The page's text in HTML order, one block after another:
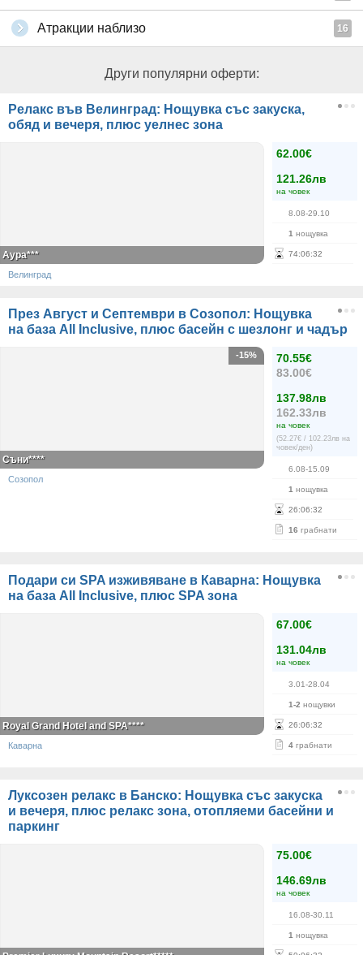
Атракции наблизо 16
Други популярни оферти:
Релакс във Велинград: Нощувка със закуска,
обяд и вечеря, плюс уелнес зона
62.00€
121.26лв
на човек
8.08-29.10
1 нощувка
74:06:32
Аура***
Велинград
През Август и Септември в Созопол: Нощувка
на база All Inclusive, плюс басейн с шезлонг и чадър
70.55€
83.00€
137.98лв
162.33лв
на човек
(52.27€ / 102.23лв на
човек/ден)
6.08-15.09
1 нощувка
26:06:32
16 грабнати
-15%
Съни****
Созопол
Подари си SPA изживяване в Каварна: Нощувка
на база All Inclusive, плюс SPA зона
67.00€
131.04лв
на човек
3.01-28.04
1-2 нощувки
26:06:32
4 грабнати
Royal Grand Hotel and SPA****
Каварна
Луксозен релакс в Банско: Нощувка със закуска
и вечеря, плюс релакс зона, отопляеми басейни и
паркинг
75.00€
146.69лв
на човек
16.08-30.11
1 нощувка